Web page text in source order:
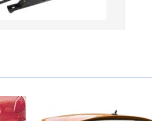
de siège gauche pour
3 E46 (hors Cabriolet et
X3 E83 (2004-2010)